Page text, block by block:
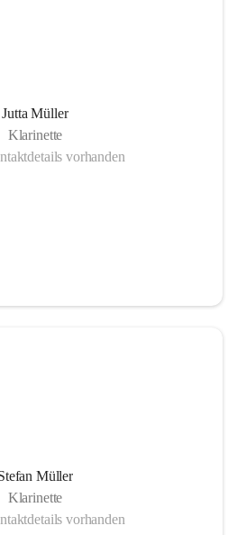
Jutta Müller
Klarinette
vorhanden
Müller
Klarinette
vorhanden